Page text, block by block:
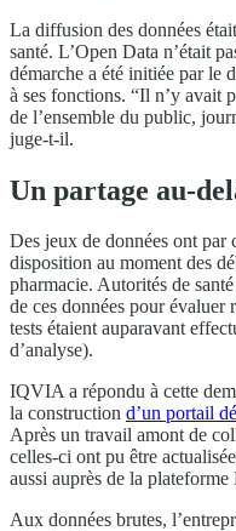
La diffusion des données
santé. L’Open Data n’était
démarche a été initiée par le
à ses fonctions. “Il n’y avait
de l’ensemble du public,
juge-t-il.
Un partage au-
Des jeux de données ont par
disposition au moment des
pharmacie. Autorités de
de ces données pour évaluer
tests étaient auparavant
d’analyse).
IQVIA a répondu à cette
la construction d’un portail
Après un travail amont de
celles-ci ont pu être
aussi auprès de la plateforme
Aux données brutes,